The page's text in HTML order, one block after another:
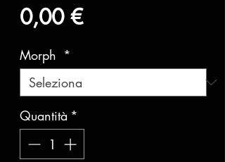
0,00 €Prezzo
Morph *
Quantità *